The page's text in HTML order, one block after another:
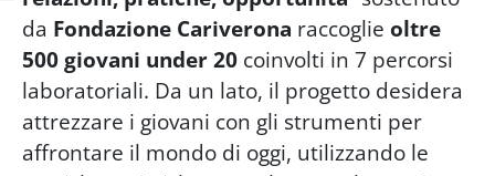
da Fondazione Cariverona raccoglie oltre
500 giovani under 20 coinvolti in 7 percorsi
laboratoriali. Da un lato, il progetto desidera
attrezzare i giovani con gli strumenti per
affrontare il mondo di oggi, utilizzando le